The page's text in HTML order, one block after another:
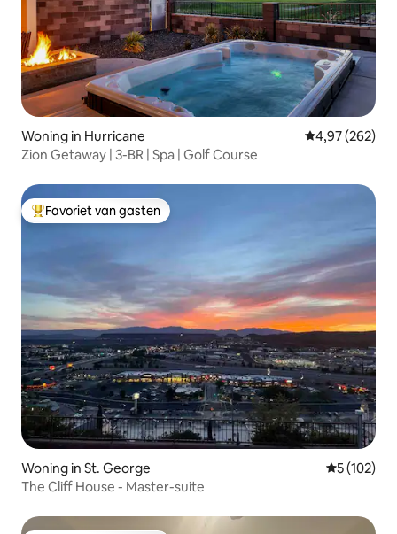
Woning in Hurricane Gemiddelde
4,97 (262)
Zion Getaway | 3-BR | Spa | Golf Course
Topfavoriet van gasten
Favoriet van gasten
Woning in St. George
5 (102)
The Cliff House - Master-suite